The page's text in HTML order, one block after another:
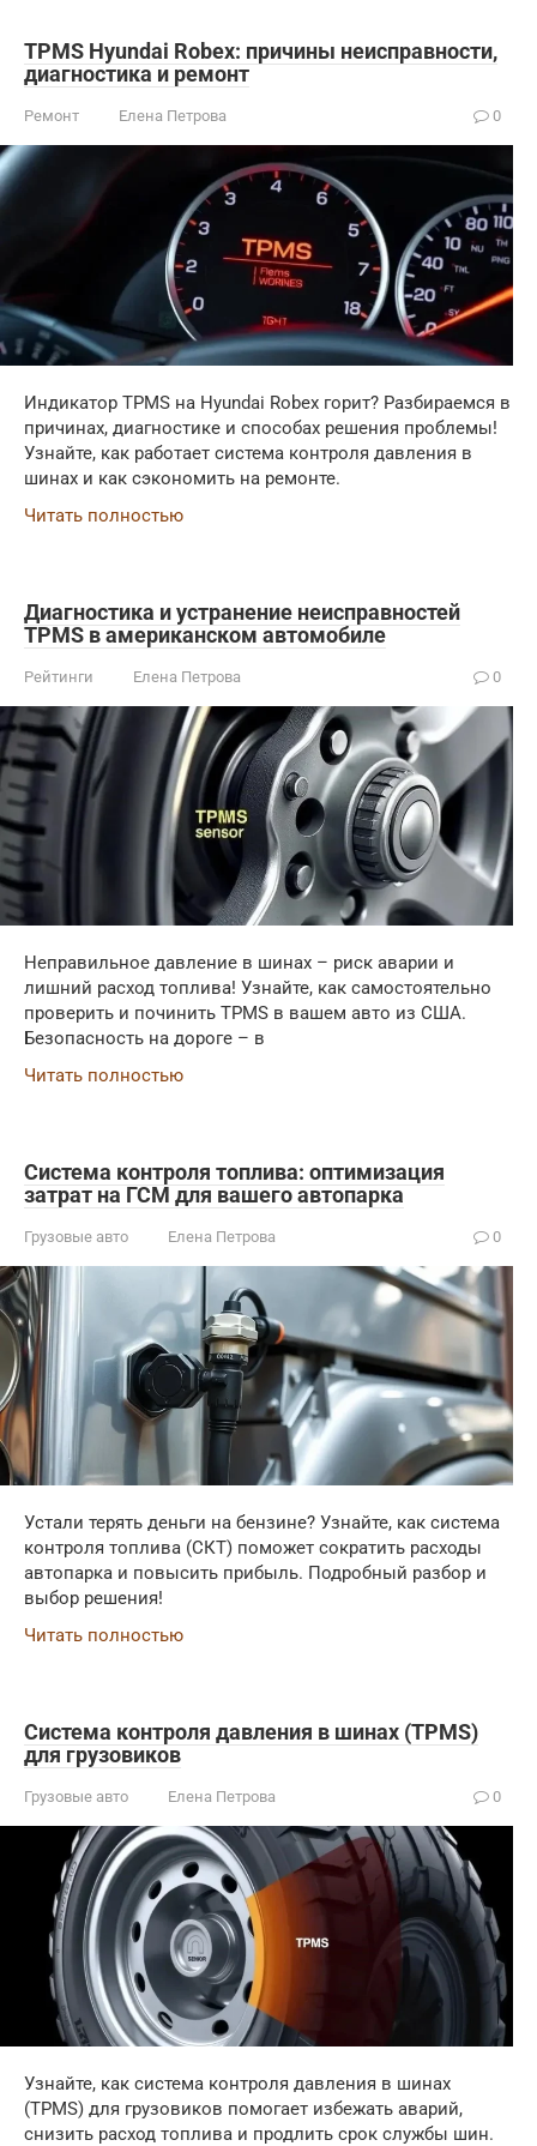
TPMS Hyundai Robex: причины неисправности,
диагностика и ремонт
Ремонт Елена Петрова 0
Индикатор TPMS на Hyundai Robex горит? Разбираемся в
причинах, диагностике и способах решения проблемы!
Узнайте, как работает система контроля давления в
шинах и как сэкономить на ремонте.
Читать полностью
Диагностика и устранение неисправностей
TPMS в американском автомобиле
Рейтинги Елена Петрова 0
Неправильное давление в шинах – риск аварии и
лишний расход топлива! Узнайте, как самостоятельно
проверить и починить TPMS в вашем авто из США.
Безопасность на дороге – в
Читать полностью
Система контроля топлива: оптимизация
затрат на ГСМ для вашего автопарка
Грузовые авто Елена Петрова 0
Устали терять деньги на бензине? Узнайте, как система
контроля топлива (СКТ) поможет сократить расходы
автопарка и повысить прибыль. Подробный разбор и
выбор решения!
Читать полностью
Система контроля давления в шинах (TPMS)
для грузовиков
Грузовые авто Елена Петрова 0
Узнайте, как система контроля давления в шинах
(TPMS) для грузовиков помогает избежать аварий,
снизить расход топлива и продлить срок службы шин.